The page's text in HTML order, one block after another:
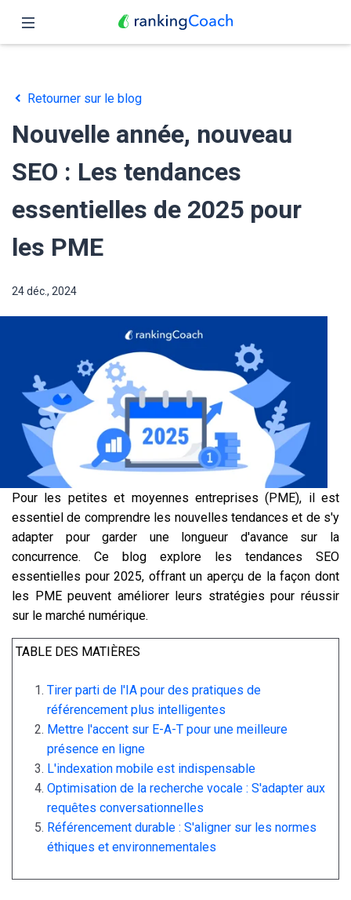
Fonctionnalités
Tarifs
Partenaires
Blog
Français
Retourner sur le blog
Nouvelle année, nouveau
SEO : Les tendances
essentielles de 2025 pour
les PME
24 déc., 2024
Pour les petites et moyennes entreprises (PME), il est
essentiel de comprendre les nouvelles tendances et de s'y
adapter pour garder une longueur d'avance sur la
concurrence. Ce blog explore les tendances SEO
essentielles pour 2025, offrant un aperçu de la façon dont
les PME peuvent améliorer leurs stratégies pour réussir
sur le marché numérique.
TABLE DES MATIÈRES
Tirer parti de l'IA pour des pratiques de
référencement plus intelligentes
Mettre l'accent sur E-A-T pour une meilleure
présence en ligne
L'indexation mobile est indispensable
Optimisation de la recherche vocale : S'adapter aux
requêtes conversationnelles
Référencement durable : S'aligner sur les normes
éthiques et environnementales